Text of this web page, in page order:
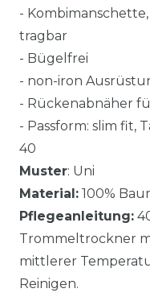
-
tragbar
- Bügelfrei
- non-iron
- Rückenabnäher
- Passform: slim fit,
40
Muster: Uni
Material: 100%
Pflegeanleitung:
Trommeltrockner
mittlerer
Reinigen.